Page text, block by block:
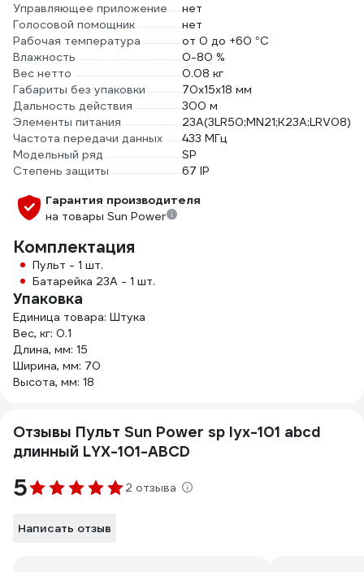
Управляющее приложение
нет
Голосовой помощник
нет
Рабочая температура
от 0 до +60 °С
Влажность
0-80 %
Вес нетто
0.08 кг
Габариты без упаковки
70х15х18 мм
Дальность действия
300 м
Элементы питания
23А(3LR50;MN21;K23A;LRV08)
Частота передачи данных
433 МГц
Модельный ряд
SP
Степень защиты
67 IP
Гарантия производителя
на товары Sun Power
Комплектация
Пульт - 1 шт.
Батарейка 23А - 1 шт.
Упаковка
Единица товара: Штука
Вес, кг: 0.1
Длина, мм: 15
Ширина, мм: 70
Высота, мм: 18
Отзывы Пульт Sun Power sp lyx-101 abcd
длинный LYX-101-ABCD
5 2 отзыва
Написать отзыв